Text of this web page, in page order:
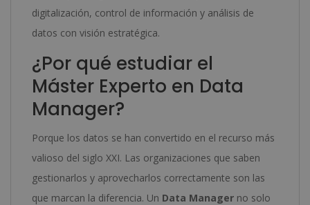
digitalización, control de información y análisis de
datos con visión estratégica.
¿Por qué estudiar el
Máster Experto en Data
Manager?
Porque los datos se han convertido en el recurso más
valioso del siglo XXI. Las organizaciones que saben
gestionarlos y aprovecharlos correctamente son las
que marcan la diferencia. Un Data Manager no solo